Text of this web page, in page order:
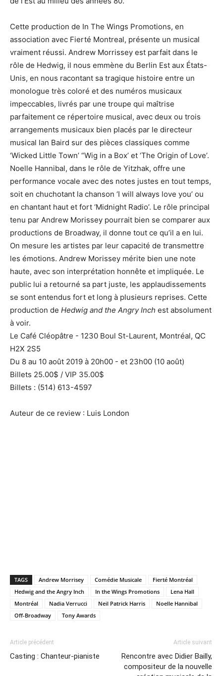
Cette production de In The Wings Promotions, en
association avec Fierté Montreal, présente un musical
vraiment réussi. Andrew Morrissey est parfait dans le
rôle de Hedwig, il nous emmène du Berlin Est aux États-
Unis, en nous racontant sa tragique histoire entre un
monologue très coloré et des numéros musicaux
impeccables, livrés par une troupe qui maîtrise
parfaitement ce répertoire musical, avec deux ou trois
arrangements musicaux bien placés par le directeur
musical Ian Baird sur des pièces classiques comme
‘Wicked Little Town’ “Wig in a Box’ et ‘The Origin of Love’.
Noelle Hannibal, dans le rôle de Yitzhak, offre une
performance vocale avec des notes justes en tout temps,
soit en chuchotant la chanson ‘I will always love you’ ou
en chantant haut et fort ‘Midnight Radio’. Le rôle principal
tenu par Andrew Morissey pourrait bien se comparer aux
productions de Broadway, il donne tout ce qu’il a en lui.
On mesure les artistes par leur capacité de transmettre
les émotions. Andrew Morissey mérite bien une note
haute, avec son interprétation honnête et impliquée. Le
public lui a retourné sa part juste, les applaudissements
se sont entendus fort et long à plusieurs reprises. Cette
production de Hedwig and the Angry Inch est absolument
à voir.
Le Café Cléopâtre - 1230 Boul St-Laurent, Montréal, QC
H2X 2S5
Du 8 au 10 août 2019 à 20h00 - et 23h00 (10 août)
Billets 25.00$ / VIP 35.00$
Billets : (514) 613-4597
Auteur de ce review : Luis London
TAGS Andrew Morrisey Comédie Musicale
Fierté Montréal
Hedwig and the Angry Inch
In the Wings Promotions
Lena Hall
Montréal
Nadia Verrucci Neil Patrick Harris
Noelle Hannibal
Off-Broadway
Tony Awards
Article précédent
Casting : Chanteur-pianiste
Article suivant
Rencontre avec Didier Bailly,
compositeur de la nouvelle